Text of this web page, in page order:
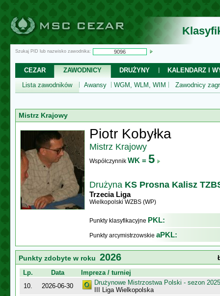
Szukaj PID lub nazwisko zawodnika:
CEZAR ZAWODNICY DRUŻYNY
KALENDARZ I
Lista zawodników
Awansy WGM, WLM, WIM Zawodnicy
Mistrz Krajowy
Piotr Kobyłka
Mistrz Krajowy
Współczynnik WK = 5
Drużyna KS Prosna Kalisz
Trzecia Liga
Wielkopolski WZBS (WP)
Punkty klasyfikacyjne PKL:
Punkty arcymistrzowskie aPKL:
Punkty zdobyte w roku 2026
Lp.
Data
Impreza / turniej
10.
2026-06-30
Drużynowe Mistrzostwa Polski - sezon
III Liga Wielkopolska